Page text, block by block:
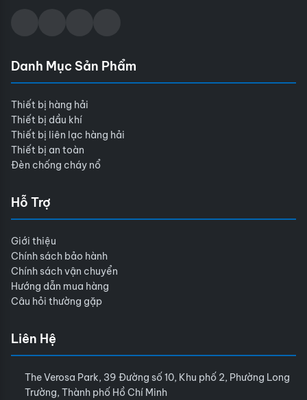
Danh Mục Sản Phẩm
Thiết bị hàng hải
Thiết bị dầu khí
Thiết bị liên lạc hàng hải
Thiết bị an toàn
Đèn chống cháy nổ
Hỗ Trợ
Giới thiệu
Chính sách bảo hành
Chính sách vận chuyển
Hướng dẫn mua hàng
Câu hỏi thường gặp
Liên Hệ
The Verosa Park, 39 Đường số 10, Khu phố 2, Phường Long
Trường, Thành phố Hồ Chí Minh